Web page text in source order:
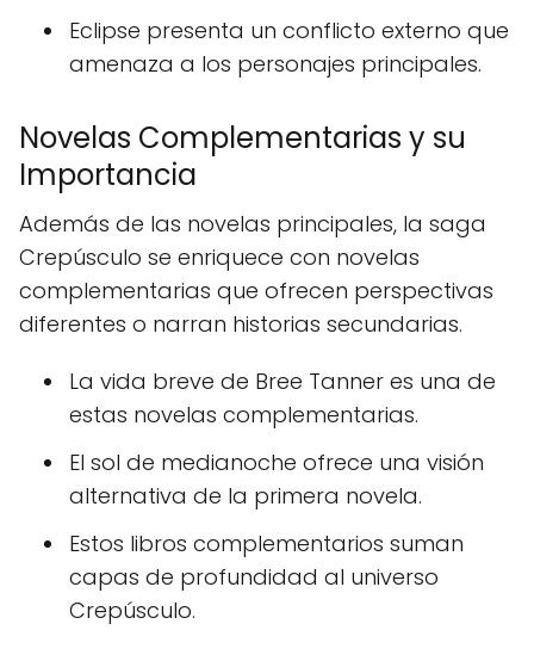
Eclipse presenta un conflicto externo que
amenaza a los personajes principales.
Novelas Complementarias y su
Importancia
Además de las novelas principales, la saga
Crepúsculo se enriquece con novelas
complementarias que ofrecen perspectivas
diferentes o narran historias secundarias.
La vida breve de Bree Tanner es una de
estas novelas complementarias.
El sol de medianoche ofrece una visión
alternativa de la primera novela.
Estos libros complementarios suman
capas de profundidad al universo
Crepúsculo.